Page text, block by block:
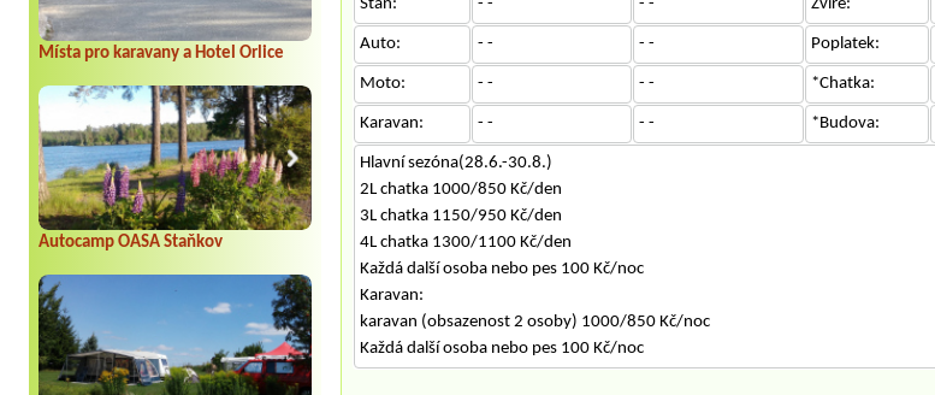
Místa pro karavany a Hotel Orlice
Autocamp OASA Staňkov
Stan: - - - - Zvíře:
Auto: - - - - Poplatek:
Moto: - - - - *Chatka:
Karavan: - - - - *Budova:
Hlavní sezóna(28.6.-30.8.)
2L chatka 1000/850 Kč/den
3L chatka 1150/950 Kč/den
4L chatka 1300/1100 Kč/den
Každá další osoba nebo pes 100 Kč/noc
Karavan:
karavan (obsazenost 2 osoby) 1000/850 Kč/noc
Každá další osoba nebo pes 100 Kč/noc